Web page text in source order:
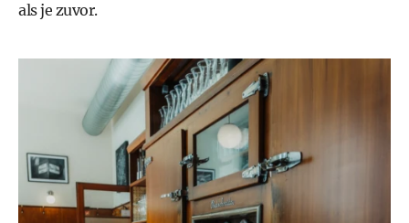
als je zuvor.